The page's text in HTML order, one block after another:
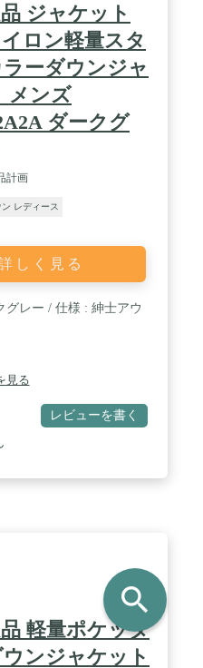
ジャケット
ロン軽量スタ
ーダウンジャ
メンズ
ダークグ
計画
レディース
しく見る
グレー / 仕様 : 紳士アウ
見る
レビューを書く
軽量ポケッタ
ンジャケット
search